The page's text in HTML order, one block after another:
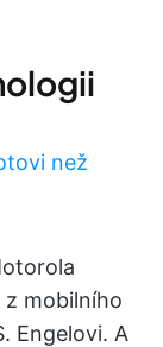
než
mobilního
Engelovi. A